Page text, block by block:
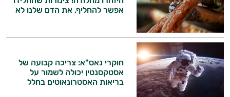
אפשר להחליף, את הדם שלנו לא
חוקרי נאס"א: צריכה קבועה של
אסטקסנטין יכולה לשמור על
בריאות האסטרונאוטים בחלל